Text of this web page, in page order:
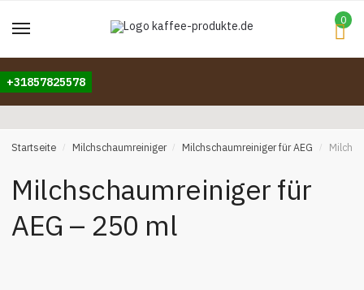
to
to
0
+31857825578
Startseite / Milchschaumreiniger / Milchschaumreiniger für AEG /
Milchschaumreiniger für
AEG – 250 ml